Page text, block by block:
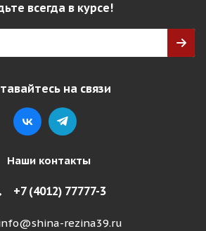
всегда в курсе!
на связи
Наши контакты
+7 (4012) 77777-3
rezina39.ru